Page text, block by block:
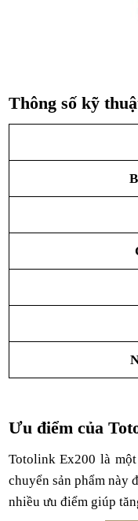
Thông số kỹ
Ưu điểm của
Totolink Ex200 là
chuyển sản phẩm này
nhiều ưu điểm giúp